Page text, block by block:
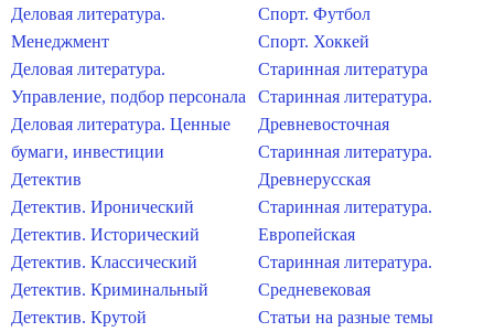
Деловая литература.
Менеджмент
Деловая литература.
Управление, подбор персонала
Деловая литература. Ценные
бумаги, инвестиции
Детектив
Детектив. Иронический
Детектив. Исторический
Детектив. Классический
Детектив. Криминальный
Детектив. Крутой
Спорт. Футбол
Спорт. Хоккей
Старинная литература
Старинная литература.
Древневосточная
Старинная литература.
Древнерусская
Старинная литература.
Европейская
Старинная литература.
Средневековая
Статьи на разные темы